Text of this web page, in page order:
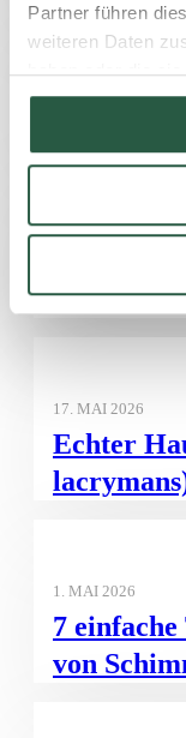
Partner führen
weiteren Daten
haben oder die
gesammelt haben.
12. JUNI 2026
2. JUNI 2026
PROTOX
17. MAI 2026
Echter
1. MAI 2026
7
von